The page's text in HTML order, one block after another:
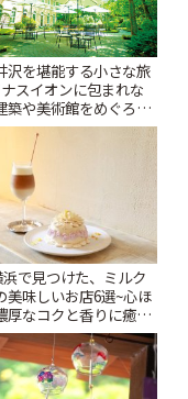
沢を堪能する小さな旅
スイオンに包まれな
築や美術館をめぐろう
っぷ
で見つけた、ミルク
美味しいお店6選~心ほ
厚なコクと香りに癒や
ィータイム~ | ことりっ